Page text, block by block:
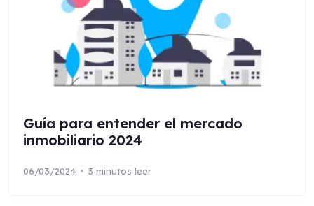
Guía para entender el mercado
inmobiliario 2024
06/03/2024 3 minutos leer